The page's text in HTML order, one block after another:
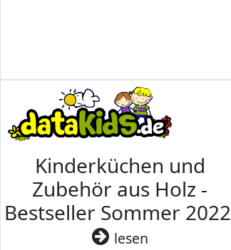
Kinderküchen und
Zubehör aus Holz -
Bestseller Sommer 2022
lesen